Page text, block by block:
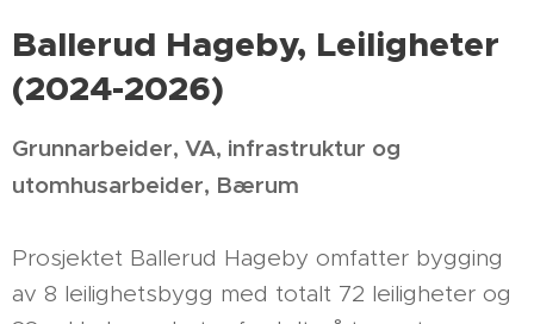
Ballerud Hageby, Leiligheter
(2024-2026)
Grunnarbeider, VA, infrastruktur og
utomhusarbeider, Bærum
Prosjektet Ballerud Hageby omfatter bygging
av 8 leilighetsbygg med totalt 72 leiligheter og